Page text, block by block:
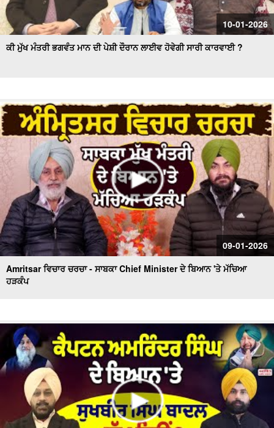
10-01-2026
ਕੀ ਮੁੱਖ ਮੰਤਰੀ ਭਗਵੰਤ ਮਾਨ ਦੀ ਪੇਸ਼ੀ ਦੌਰਾਨ ਲਾਈਵ ਹੋਵੇਗੀ ਸਾਰੀ ਕਾਰਵਾਈ ?
09-01-2026
Amritsar ਵਿਚਾਰ ਚਰਚਾ - ਸਾਬਕਾ Chief Minister ਦੇ ਬਿਆਨ 'ਤੇ ਮੱਚਿਆ
ਹੜਕੰਪ